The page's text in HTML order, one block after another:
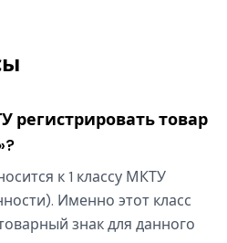
регистрировать товар
к 1 классу МКТУ
Именно этот класс
знак для данного